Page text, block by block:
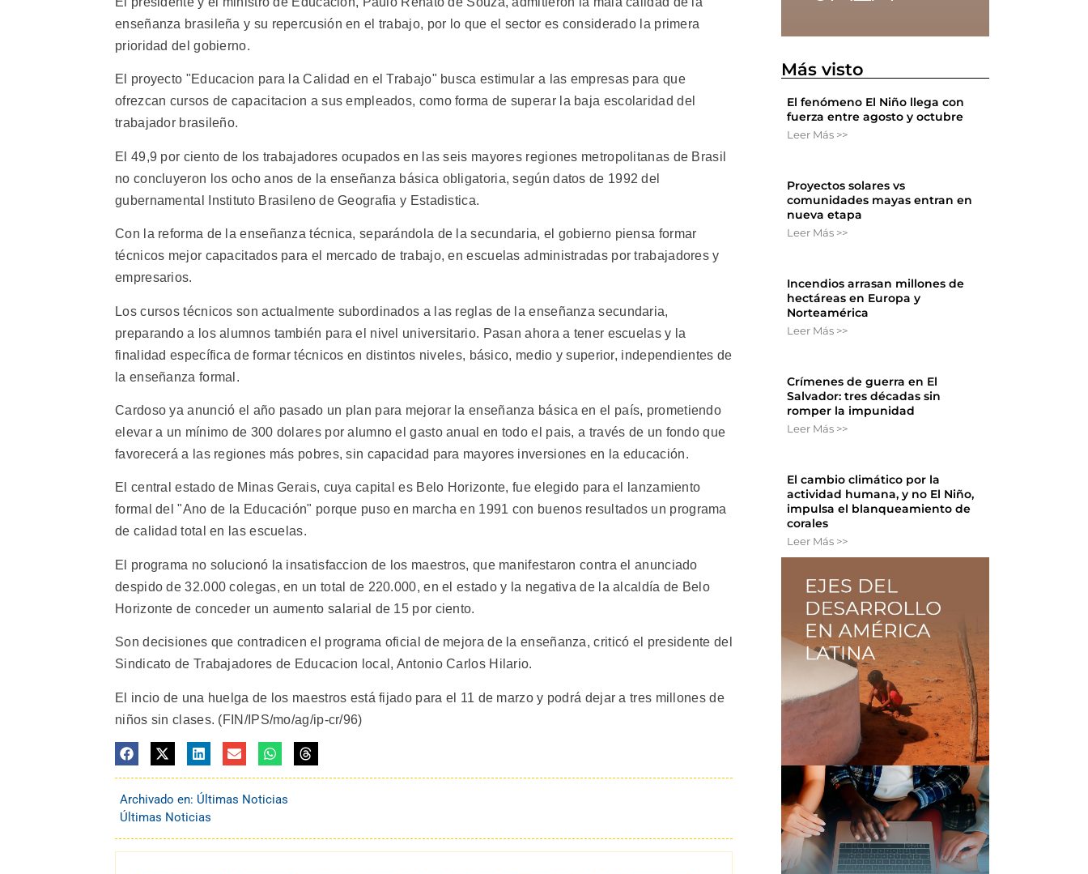
enseñanza brasileña y su repercusión en el trabajo, por lo que el sector es considerado la primera
prioridad del gobierno.
El proyecto "Educacion para la Calidad en el Trabajo" busca estimular a las empresas para que
ofrezcan cursos de capacitacion a sus empleados, como forma de superar la baja escolaridad del
trabajador brasileño.
El 49,9 por ciento de los trabajadores ocupados en las seis mayores regiones metropolitanas de Brasil
no concluyeron los ocho anos de la enseñanza básica obligatoria, según datos de 1992 del
gubernamental Instituto Brasileno de Geografia y Estadistica.
Con la reforma de la enseñanza técnica, separándola de la secundaria, el gobierno piensa formar
técnicos mejor capacitados para el mercado de trabajo, en escuelas administradas por trabajadores y
empresarios.
Los cursos técnicos son actualmente subordinados a las reglas de la enseñanza secundaria,
preparando a los alumnos también para el nivel universitario. Pasan ahora a tener escuelas y la
finalidad específica de formar técnicos en distintos niveles, básico, medio y superior, independientes de
la enseñanza formal.
Cardoso ya anunció el año pasado un plan para mejorar la enseñanza básica en el país, prometiendo
elevar a un mínimo de 300 dolares por alumno el gasto anual en todo el pais, a través de un fondo que
favorecerá a las regiones más pobres, sin capacidad para mayores inversiones en la educación.
El central estado de Minas Gerais, cuya capital es Belo Horizonte, fue elegido para el lanzamiento
formal del "Ano de la Educación" porque puso en marcha en 1991 con buenos resultados un programa
de calidad total en las escuelas.
El programa no solucionó la insatisfaccion de los maestros, que manifestaron contra el anunciado
despido de 32.000 colegas, en un total de 220.000, en el estado y la negativa de la alcaldía de Belo
Horizonte de conceder un aumento salarial de 15 por ciento.
Son decisiones que contradicen el programa oficial de mejora de la enseñanza, criticó el presidente del
Sindicato de Trabajadores de Educacion local, Antonio Carlos Hilario.
El incio de una huelga de los maestros está fijado para el 11 de marzo y podrá dejar a tres millones de
niños sin clases. (FIN/IPS/mo/ag/ip-cr/96)
Archivado en: Últimas Noticias
Últimas Noticias
Más visto
El fenómeno El Niño llega con
fuerza entre agosto y octubre
Leer Más >>
Proyectos solares vs
comunidades mayas entran en
nueva etapa
Leer Más >>
Incendios arrasan millones de
hectáreas en Europa y
Norteamérica
Leer Más >>
Crímenes de guerra en El
Salvador: tres décadas sin
romper la impunidad
Leer Más >>
El cambio climático por la
actividad humana, y no El Niño,
impulsa el blanqueamiento de
corales
Leer Más >>